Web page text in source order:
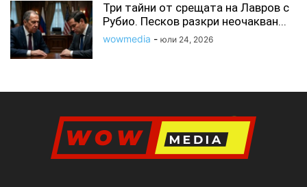
Три тайни от срещата на Лавров с
Рубио. Песков разкри неочакван...
wowmedia - юли 24, 2026